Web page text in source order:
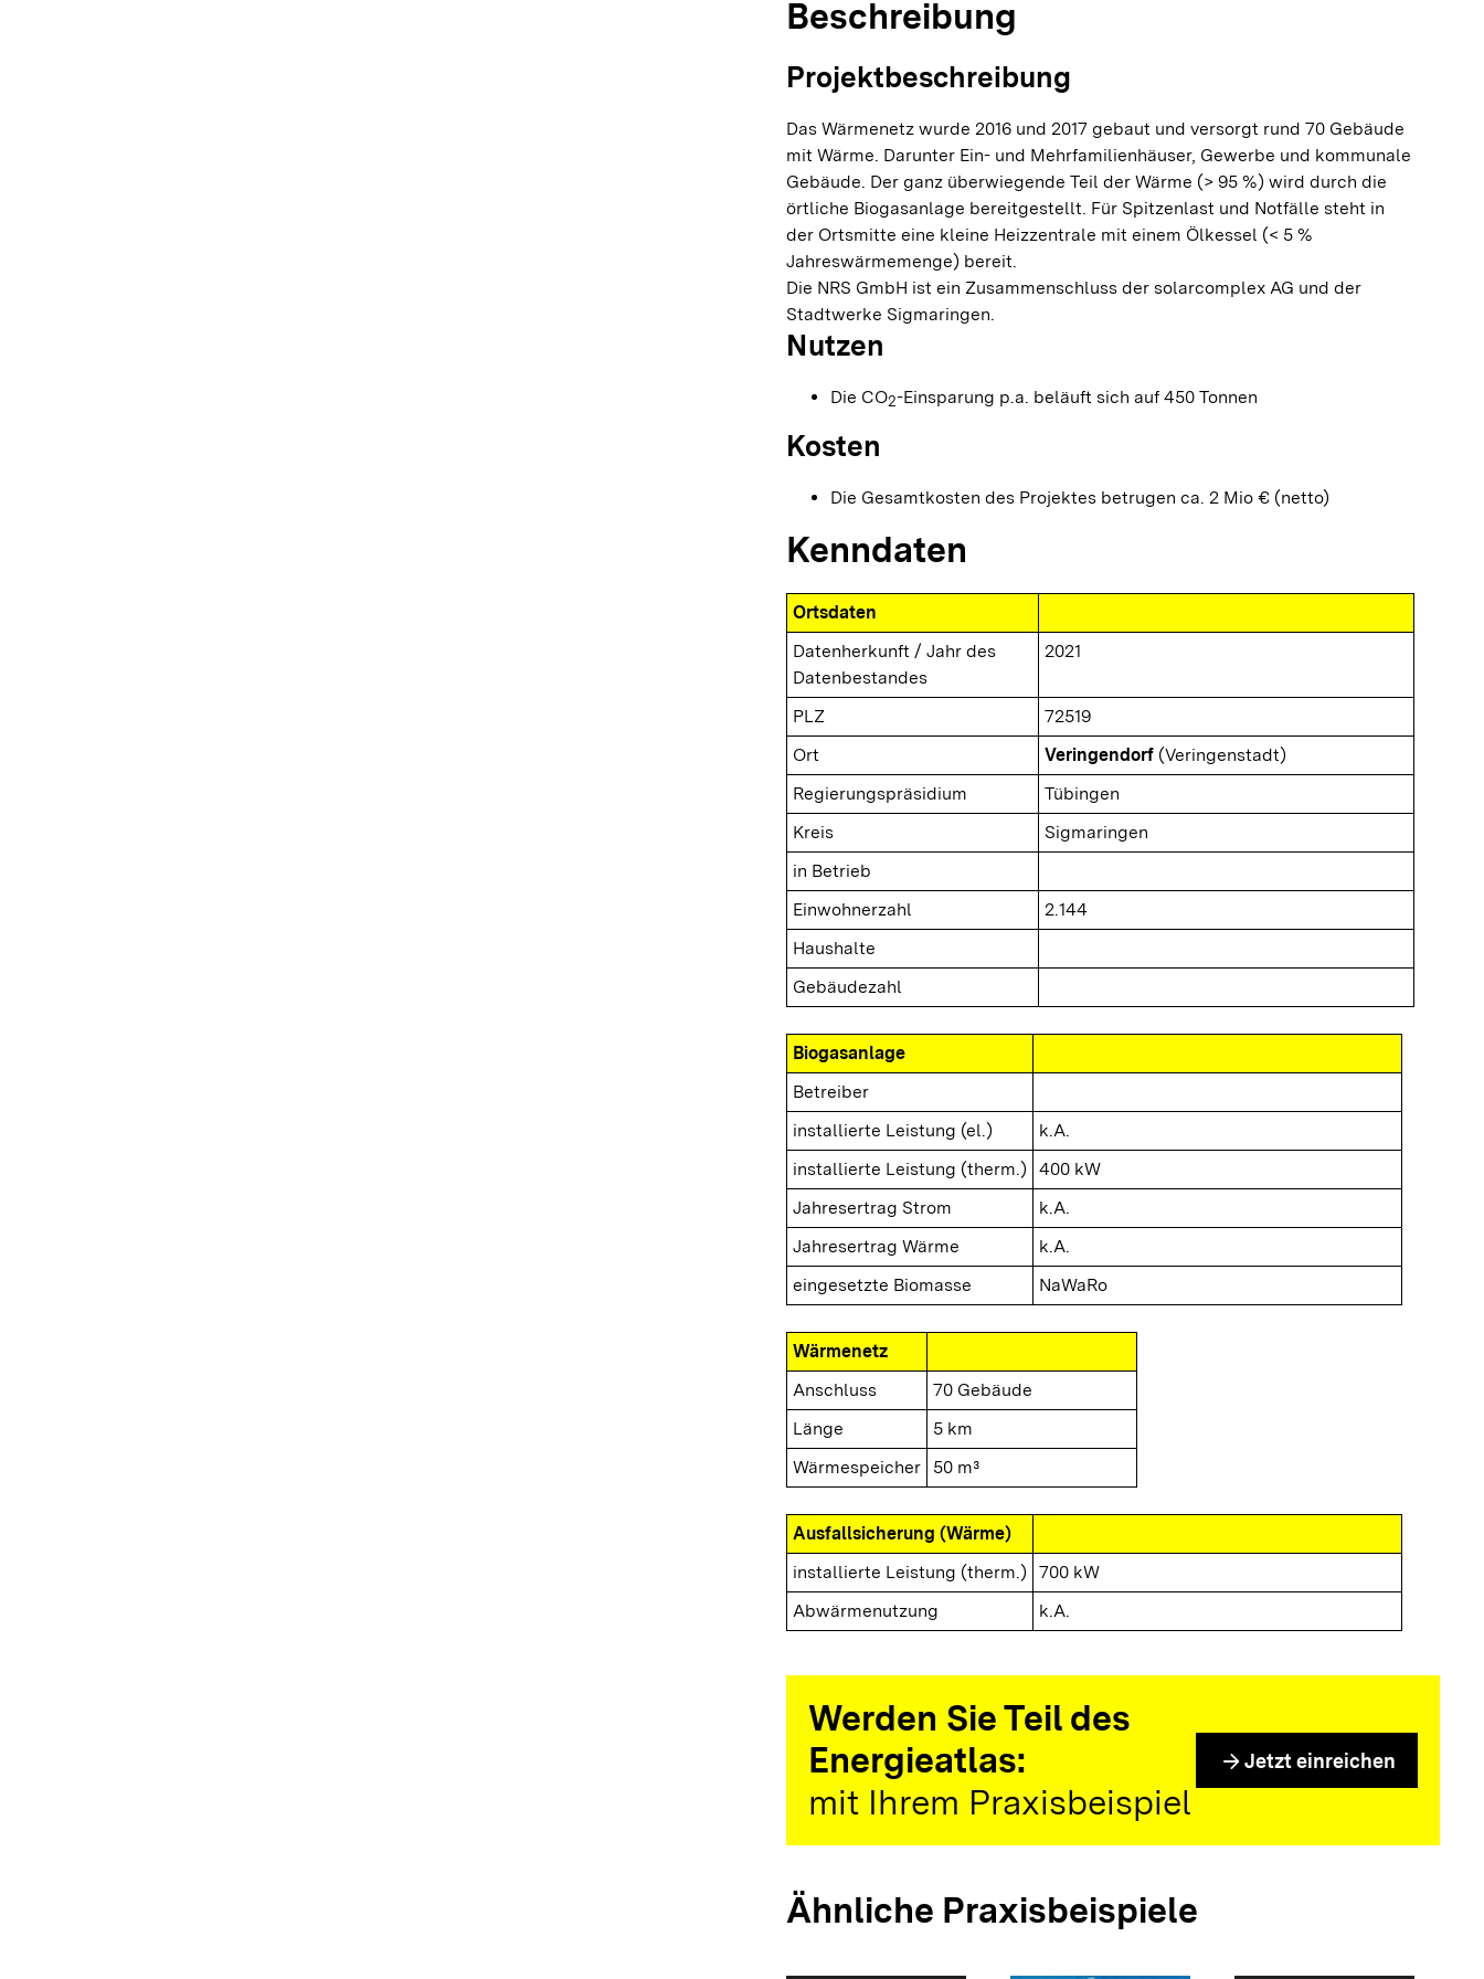
Beschreibung
Projektbeschreibung
Das Wärmenetz wurde 2016 und 2017 gebaut und versorgt rund 70 Gebäude
mit Wärme. Darunter Ein- und Mehrfamilienhäuser, Gewerbe und kommunale
Gebäude. Der ganz überwiegende Teil der Wärme (> 95 %) wird durch die
örtliche Biogasanlage bereitgestellt. Für Spitzenlast und Notfälle steht in
der Ortsmitte eine kleine Heizzentrale mit einem Ölkessel (< 5 %
Jahreswärmemenge) bereit.
Die NRS GmbH ist ein Zusammenschluss der solarcomplex AG und der
Stadtwerke Sigmaringen.
Nutzen
Die CO2-Einsparung p.a. beläuft sich auf 450 Tonnen
Kosten
Die Gesamtkosten des Projektes betrugen ca. 2 Mio € (netto)
Kenndaten
Ortsdaten
Datenherkunft / Jahr des
Datenbestandes
2021
PLZ
72519
Ort
Veringendorf (Veringenstadt)
Regierungspräsidium
Tübingen
Kreis
Sigmaringen
in Betrieb
Einwohnerzahl
2.144
Haushalte
Gebäudezahl
Biogasanlage
Betreiber
installierte Leistung (el.)
k.A.
installierte Leistung (therm.)
400 kW
Jahresertrag Strom
k.A.
Jahresertrag Wärme
k.A.
eingesetzte Biomasse
NaWaRo
Wärmenetz
Anschluss
70 Gebäude
Länge
5 km
Wärmespeicher
50 m³
Ausfallsicherung (Wärme)
installierte Leistung (therm.)
700 kW
Abwärmenutzung
k.A.
Werden Sie Teil des
Energieatlas:
mit Ihrem Praxisbeispiel
arrow_forward Jetzt einreichen
Ähnliche Praxisbeispiele